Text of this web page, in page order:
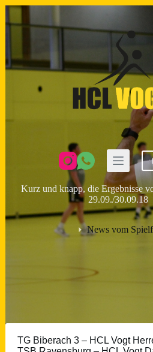
Zum
Inhalt
Kurz und knapp, die Ergebnisse
29.09./30.09.18
News vom
TG Biberach 3 – HCL Vogt